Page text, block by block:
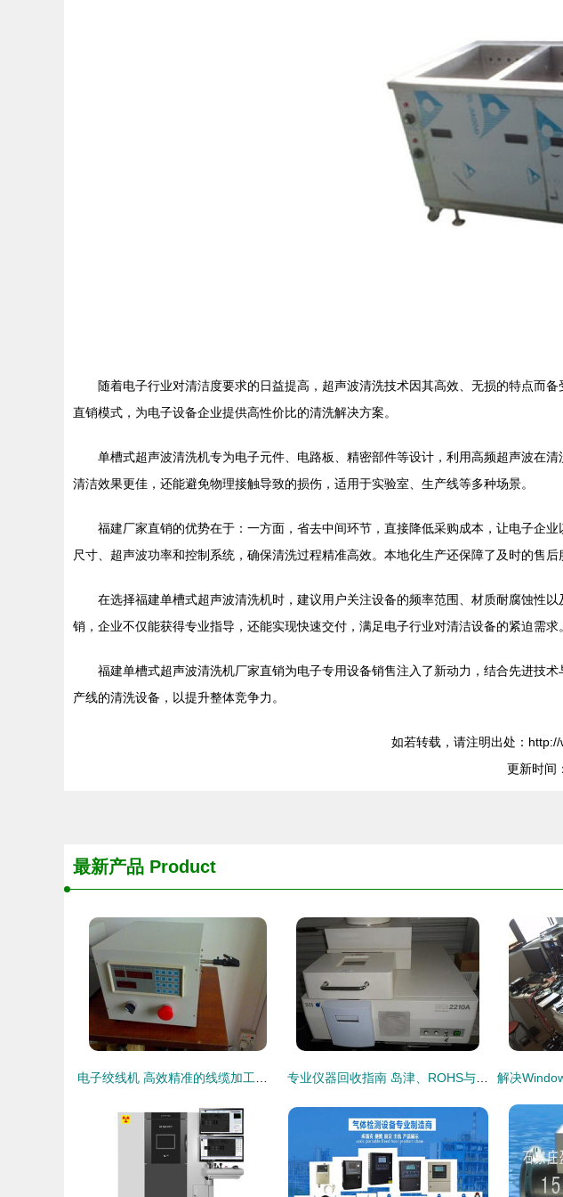
随着电子行业对清洁度要求的日益提高，超声波清洗技术因其高效、无损的特点而
直销模式，为电子设备企业提供高性价比的清洗解决方案。
单槽式超声波清洗机专为电子元件、电路板、精密部件等设计，利用高频超声波在
清洁效果更佳，还能避免物理接触导致的损伤，适用于实验室、生产线等多种场景。
福建厂家直销的优势在于：一方面，省去中间环节，直接降低采购成本，让电子企
尺寸、超声波功率和控制系统，确保清洗过程精准高效。本地化生产还保障了及时的售
在选择福建单槽式超声波清洗机时，建议用户关注设备的频率范围、材质耐腐蚀性
销，企业不仅能获得专业指导，还能实现快速交付，满足电子行业对清洁设备的紧迫需求。
福建单槽式超声波清洗机厂家直销为电子专用设备销售注入了新动力，结合先进技
产线的清洗设备，以提升整体竞争力。
如若转载，请注明出处：
更新时间
最新产品 Product